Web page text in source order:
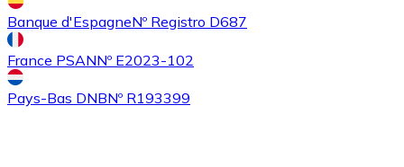
Banque d'EspagneNº Registro D687
France PSANNº E2023-102
Pays-Bas DNBNº R193399